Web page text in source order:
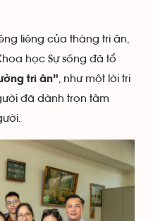
liêng của tháng tri ân,
học Sự sống đã tổ
tri ân”, như một lời tri
đã dành trọn tâm